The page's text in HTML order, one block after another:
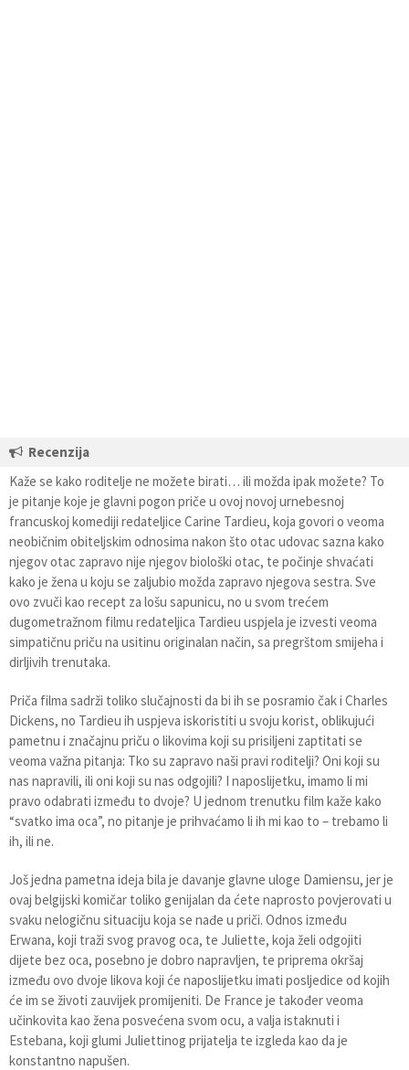
Recenzija
Kaže se kako roditelje ne možete birati… ili možda ipak možete? To
je pitanje koje je glavni pogon priče u ovoj novoj urnebesnoj
francuskoj komediji redateljice Carine Tardieu, koja govori o veoma
neobičnim obiteljskim odnosima nakon što otac udovac sazna kako
njegov otac zapravo nije njegov biološki otac, te počinje shvaćati
kako je žena u koju se zaljubio možda zapravo njegova sestra. Sve
ovo zvuči kao recept za lošu sapunicu, no u svom trećem
dugometražnom filmu redateljica Tardieu uspjela je izvesti veoma
simpatičnu priču na usitinu originalan način, sa pregrštom smijeha i
dirljivih trenutaka.
Priča filma sadrži toliko slučajnosti da bi ih se posramio čak i Charles
Dickens, no Tardieu ih uspjeva iskoristiti u svoju korist, oblikujući
pametnu i značajnu priču o likovima koji su prisiljeni zaptitati se
veoma važna pitanja: Tko su zapravo naši pravi roditelji? Oni koji su
nas napravili, ili oni koji su nas odgojili? I naposlijetku, imamo li mi
pravo odabrati između to dvoje? U jednom trenutku film kaže kako
“svatko ima oca”, no pitanje je prihvaćamo li ih mi kao to – trebamo li
ih, ili ne.
Još jedna pametna ideja bila je davanje glavne uloge Damiensu, jer je
ovaj belgijski komičar toliko genijalan da ćete naprosto povjerovati u
svaku nelogičnu situaciju koja se nađe u priči. Odnos između
Erwana, koji traži svog pravog oca, te Juliette, koja želi odgojiti
dijete bez oca, posebno je dobro napravljen, te priprema okršaj
između ovo dvoje likova koji će naposlijetku imati posljedice od kojih
će im se životi zauvijek promijeniti. De France je također veoma
učinkovita kao žena posvećena svom ocu, a valja istaknuti i
Estebana, koji glumi Juliettinog prijatelja te izgleda kao da je
konstantno napušen.